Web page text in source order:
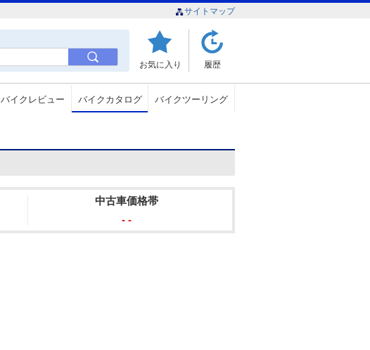
サイトマップ
お気に入り 履歴
バイクレビュー バイクカタログ バイクツーリング
中古車価格帯
- -